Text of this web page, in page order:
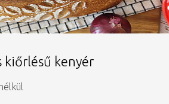
kiőrlésű kenyér